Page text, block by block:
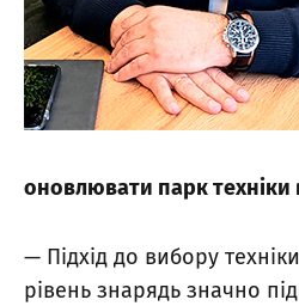
оновлювати парк техніки
— Підхід до вибору
рівень знарядь значно